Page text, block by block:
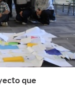
Leer Más +
que